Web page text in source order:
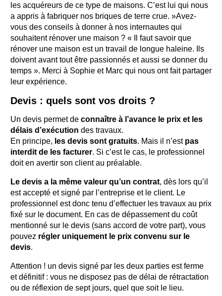
les acquéreurs de ce type de maisons. C’est lui qui nous
a appris à fabriquer nos briques de terre crue. »Avez-
vous des conseils à donner à nos internautes qui
souhaitent rénover une maison ? « Il faut savoir que
rénover une maison est un travail de longue haleine. Ils
doivent avant tout être passionnés et aussi se donner du
temps ». Merci à Sophie et Marc qui nous ont fait partager
leur expérience.
Devis : quels sont vos droits ?
Un devis permet de connaître à l’avance le prix et les
délais d’exécution des travaux.
En principe, les devis sont gratuits. Mais il n’est pas
interdit de les facturer. Si c’est le cas, le professionnel
doit en avertir son client au préalable.
Le devis a la même valeur qu’un contrat, dès lors qu’il
est accepté et signé par l’entreprise et le client. Le
professionnel est donc tenu d’effectuer les travaux au prix
fixé sur le document. En cas de dépassement du coût
mentionné sur le devis (sans accord de votre part), vous
pouvez régler uniquement le prix convenu sur le
devis.
Attention ! un devis signé par les deux parties est ferme
et définitif : vous ne disposez pas de délai de rétractation
ou de réflexion de sept jours, quel que soit le lieu.